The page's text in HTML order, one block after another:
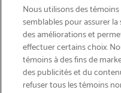
Nous utilisons des
semblables pour assurer
des améliorations et
effectuer certains choix.
témoins à des fins de
des publicités et du
refuser tous les témoins